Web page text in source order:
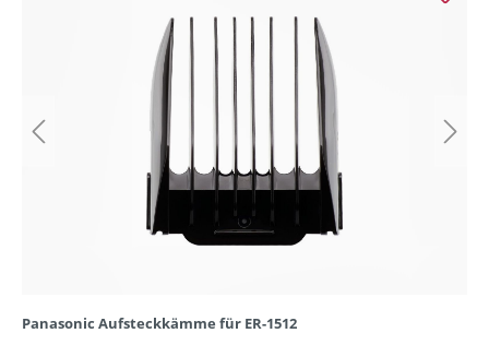
Panasonic Aufsteckkämme für ER-1512